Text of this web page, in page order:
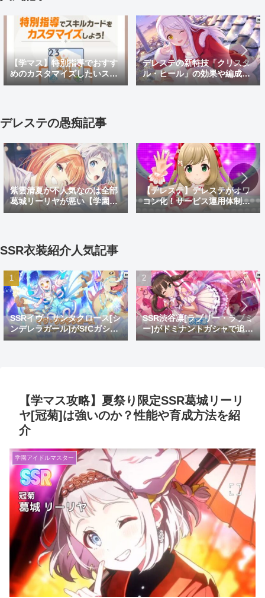
【学マス】特別指導でおすす
めのカスタマイズしたいスキ
ルカードと効果を紹介！
デレステの新特技「クリスタ
ル・ヒール」の効果や編成例
を解説！放置編成への組み込
デレステの愚痴記事
紫雲清夏が不人気なのは全部
葛城リーリヤが悪い【学園ア
イドルマスター】
【デレステ】デレステがオワ
コン化！サービス運用体制変
更でサ終秒読み開始！デレス
SSR衣装紹介人気記事
SSRイヴ・サンタクロース[シ
ンデレラガール]がSfCガシャ
で登場！おめでとうイヴ。大
SSR渋谷凛[ラブリー・ラブミ
ー]がドミナントガシャで追
加！蒼を捨てし8周目先発ゴ
【学マス攻略】夏祭り限定SSR葛城リーリ
ヤ[冠菊]は強いのか？性能や育成方法を紹
介
学園アイドルマスター